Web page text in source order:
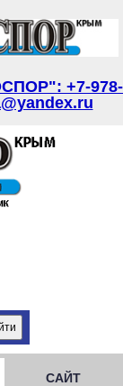
+7-978-
САЙТ